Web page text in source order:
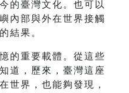
的臺灣文化。也可以
內部與外在世界接觸
結果。
的重要載體。從這些
道，歷來，臺灣這座
世界，也能夠發現，